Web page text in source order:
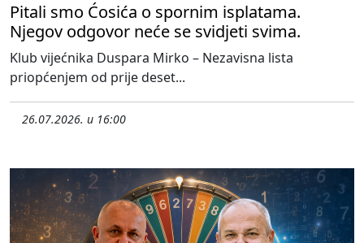
Pitali smo Ćosića o spornim isplatama.
Njegov odgovor neće se svidjeti svima.
Klub vijećnika Duspara Mirko – Nezavisna lista
priopćenjem od prije deset...
26.07.2026. u 16:00